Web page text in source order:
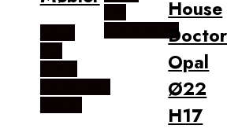
House
Doctor
Opal
Ø22
H17